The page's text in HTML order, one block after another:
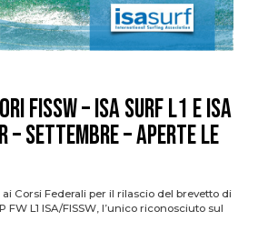
FISSW – ISA SURF L1 e ISA
SETTEMBRE – APERTE LE
Corsi Federali per il rilascio del brevetto di
FW L1 ISA/FISSW, l’unico riconosciuto sul